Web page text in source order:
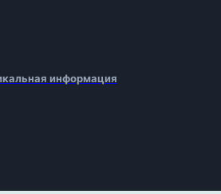
информация